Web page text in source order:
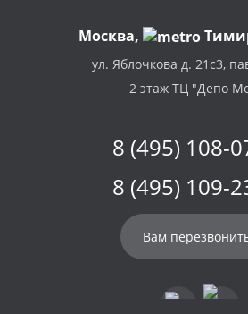
Москва,
ул. Яблочкова д. 21с3,
2 этаж ТЦ "Депо
8 (495) 108-
8 (495) 109-
Вам